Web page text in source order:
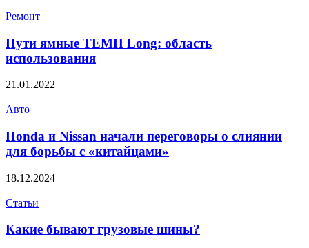
Ремонт
Пути ямные ТЕМП Long: область
использования
21.01.2022
Авто
Honda и Nissan начали переговоры о слиянии
для борьбы с «китайцами»
18.12.2024
Статьи
Какие бывают грузовые шины?